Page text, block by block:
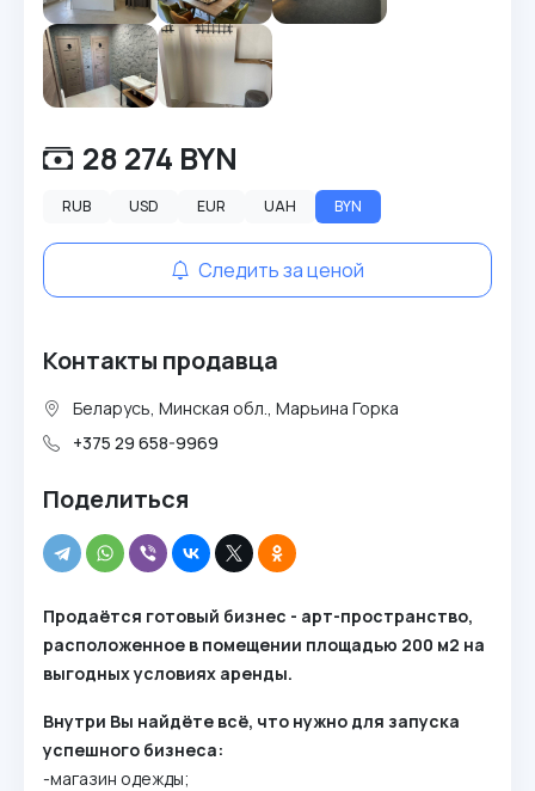
28 274 BYN
RUB USD EUR UAH BYN
Следить за ценой
Контакты продавца
Беларусь, Минская обл., Марьина Горка
+375 29 658-9969
Поделиться
Продаётся готовый бизнес - арт-пространство,
расположенное в помещении площадью 200 м2 на
выгодных условиях аренды.
Внутри Вы найдёте всё, что нужно для запуска
успешного бизнеса:
-магазин одежды;